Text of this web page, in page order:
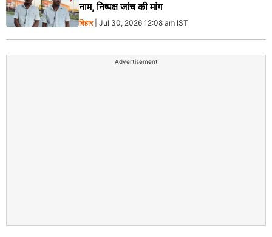
नाम, निष्पक्ष जांच की मांग
बिहार| Jul 30, 2026 12:08 am IST
Advertisement